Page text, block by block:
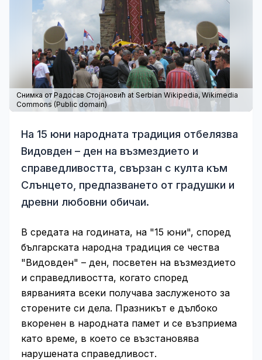
Снимка от Радосав Стојановић at Serbian Wikipedia, Wikimedia
Commons (Public domain)
На 15 юни народната традиция отбелязва
Видовден – ден на възмездието и
справедливостта, свързан с култа към
Слънцето, предпазването от градушки и
древни любовни обичаи.
В средата на годината, на "15 юни", според
българската народна традиция се чества
"Видовден" – ден, посветен на възмездието
и справедливостта, когато според
вярванията всеки получава заслуженото за
сторените си дела. Празникът е дълбоко
вкоренен в народната памет и се възприема
като време, в което се възстановява
нарушената справедливост.